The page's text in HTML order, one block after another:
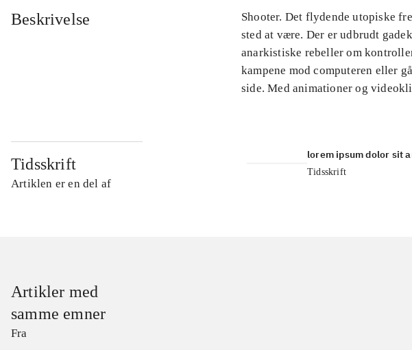
Beskrivelse
Shooter. Det flydende utopiske
sted at være. Der er udbrudt
anarkistiske rebeller om
kampene mod computeren eller
side. Med animationer og
Tidsskrift
Artiklen er en del af
lorem ipsum dolor sit
Tidsskrift
Artikler med
samme emner
Fra